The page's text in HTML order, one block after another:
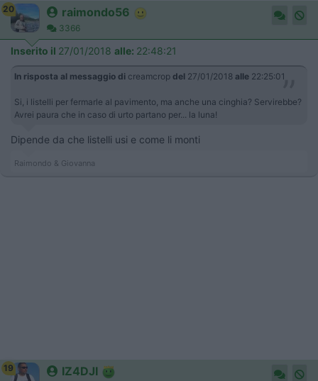
20 raimondo56
3366
Inserito il 27/01/2018 alle: 22:48:21
In risposta al messaggio di creamcrop del 27/01/2018 alle 22:25:01
Si, i listelli per fermarle al pavimento, ma anche una cinghia? Servirebbe?
Avrei paura che in caso di urto partano per... la luna!
Dipende da che listelli usi e come li monti
Raimondo & Giovanna
19 IZ4DJI